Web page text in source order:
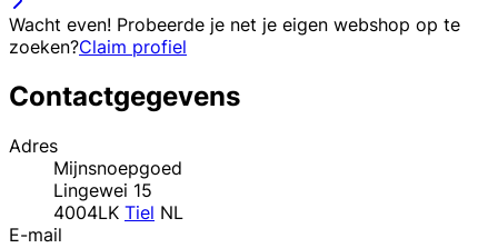
Wacht even! Probeerde je net je eigen webshop op te
zoeken?Claim profiel
Contactgegevens
Adres
Mijnsnoepgoed
Lingewei 15
4004LK Tiel NL
E-mail